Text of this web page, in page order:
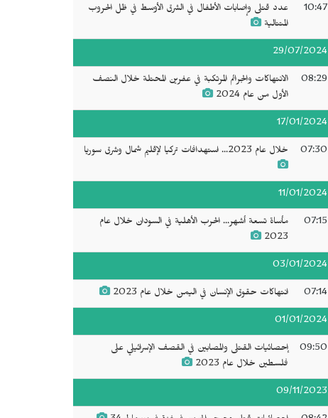
10:47
عدد قتلى وإصابات الأطفال في الشرق الأوسط في ظل الحروب
المتتالية
29/07/2024
08:29
الانتهاكات والجرائم المرتكبة في عفرين المحتلة خلال النصف
الأول من عام 2024
17/01/2024
07:30 خلال عام 2023... استهدافات تركيا لإقليم شمال وشرق سوريا
11/01/2024
07:15
مأساة تسعة أشهر... الحرب الأهلية في السودان خلال عام
2023
03/01/2024
07:14 انتهاكات حقوق الإنسان في اليمن خلال عام 2023
01/01/2024
09:50
إحصائيات القتلى والمصابين في القصف الإسرائيلي على
فلسطين خلال عام 2023
09/11/2023